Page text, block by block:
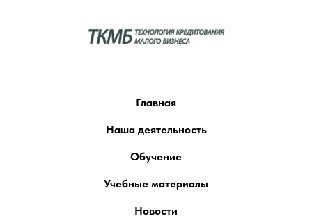
Главная
Наша деятельность
Обучение
Учебные материалы
Новости